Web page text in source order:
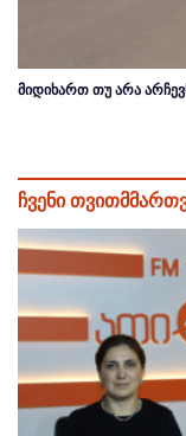
მიდიხართ თუ არა
ჩვენი